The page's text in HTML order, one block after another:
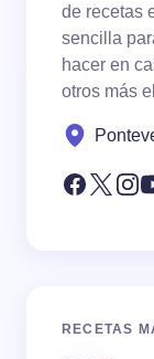
de recetas
sencilla
hacer en
otros más
RECETAS